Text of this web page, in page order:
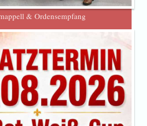
& Ordensempfang